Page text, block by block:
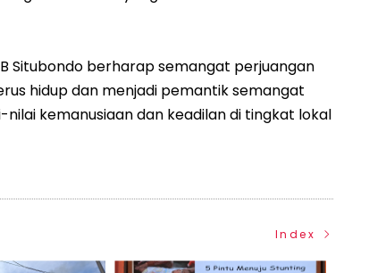
Situbondo berharap semangat perjuangan
hidup dan menjadi pemantik semangat
kemanusiaan dan keadilan di tingkat lokal
Index